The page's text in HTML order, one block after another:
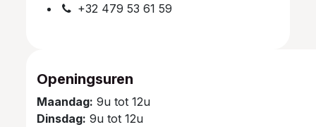
+32 479 53 61 59
Openingsuren
Maandag: 9u tot 12u
Dinsdag: 9u tot 12u